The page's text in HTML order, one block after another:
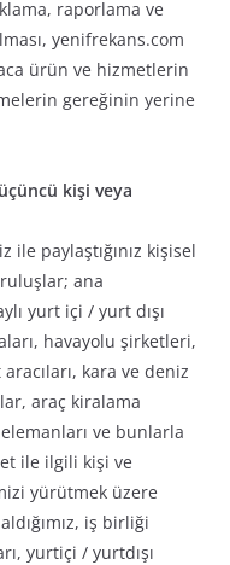
raporlama ve
yenifrekans.com
ürün ve hizmetlerin
gereğinin yerine
kişi veya
paylaştığınız kişisel
ana
yurt içi / yurt dışı
havayolu şirketleri,
kara ve deniz
araç kiralama
ve bunlarla
ile ilgili kişi ve
yürütmek üzere
iş birliği
yurtiçi / yurtdışı